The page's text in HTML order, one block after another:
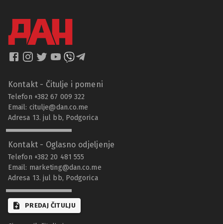
Kontakt - Čitulje i pomeni
Telefon +382 67 009 322
Email: citulje@dan.co.me
Adresa 13. jul bb, Podgorica
Kontakt - Oglasno odjeljenje
Telefon +382 20 481 555
Email: marketing@dan.co.me
Adresa 13. jul bb, Podgorica
PREDAJ ČITULJU